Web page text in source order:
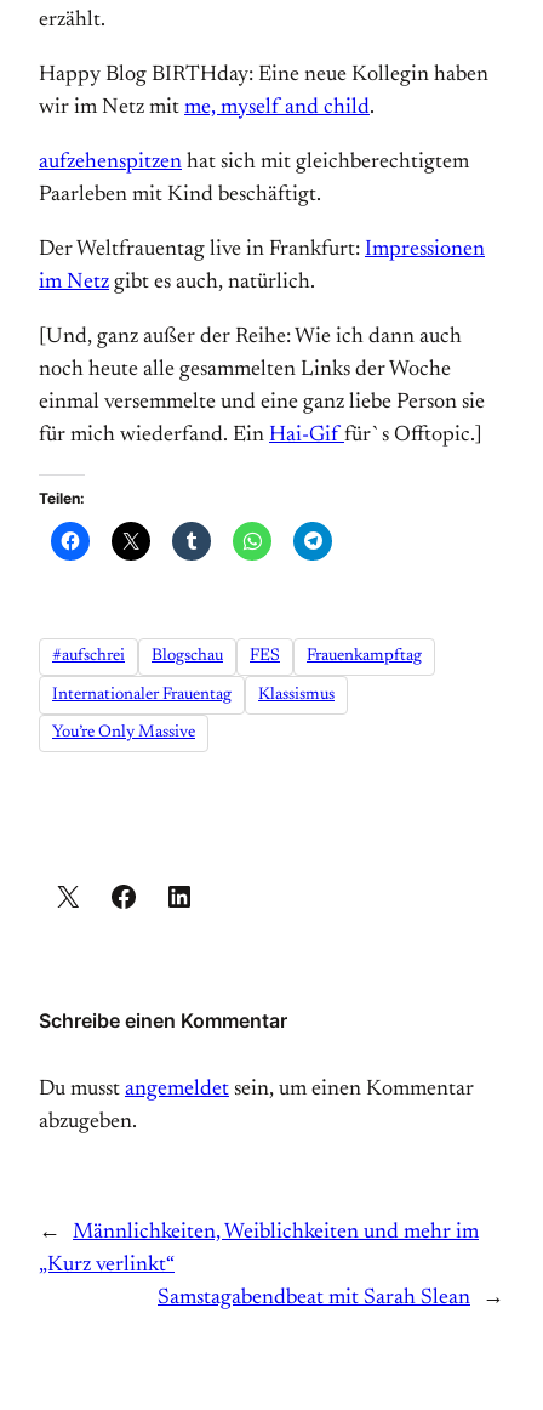
erzählt.
Happy Blog BIRTHday: Eine neue Kollegin haben
wir im Netz mit me, myself and child.
aufzehenspitzen hat sich mit gleichberechtigtem
Paarleben mit Kind beschäftigt.
Der Weltfrauentag live in Frankfurt: Impressionen
im Netz gibt es auch, natürlich.
[Und, ganz außer der Reihe: Wie ich dann auch
noch heute alle gesammelten Links der Woche
einmal versemmelte und eine ganz liebe Person sie
für mich wiederfand. Ein Hai-Gif für`s Offtopic.]
Teilen:
#aufschrei Blogschau FES Frauenkampftag
Internationaler Frauentag Klassismus
You’re Only Massive
Schreibe einen Kommentar
Du musst angemeldet sein, um einen Kommentar
abzugeben.
←
Männlichkeiten, Weiblichkeiten und mehr im
„Kurz verlinkt“
Samstagabendbeat mit Sarah Slean
→